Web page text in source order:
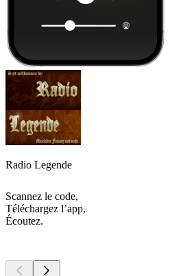
Radio Legende
Scannez le code,
Téléchargez l’app,
Écoutez.